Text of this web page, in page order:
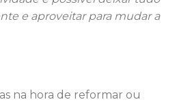
e aproveitar para mudar a
na hora de reformar ou